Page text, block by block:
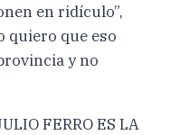
en ridículo”,
quiero que eso
y no
FERRO ES LA